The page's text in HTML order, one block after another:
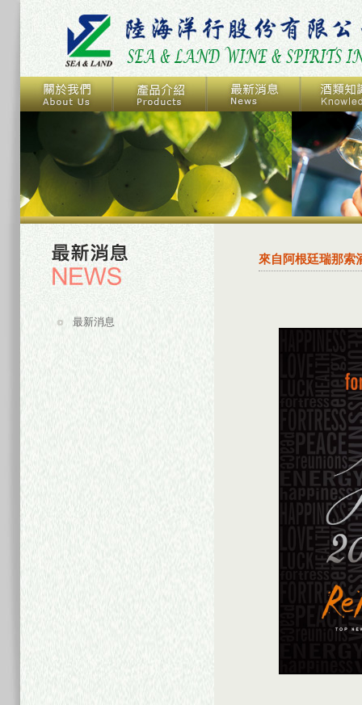
最新消息
來自阿根廷瑞那索